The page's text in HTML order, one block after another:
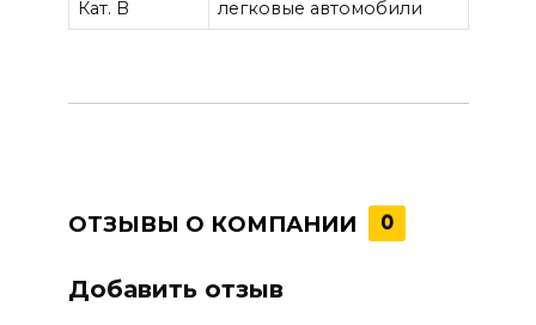
Кат. B легковые автомобили
ОТЗЫВЫ О КОМПАНИИ 0
Добавить отзыв